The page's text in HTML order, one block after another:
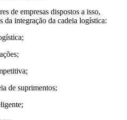
de empresas dispostos a isso,
da integração da cadeia logística:
de suprimentos;